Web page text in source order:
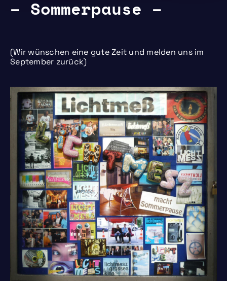
– Sommerpause –
(Wir wünschen eine gute Zeit und melden uns im
September zurück)